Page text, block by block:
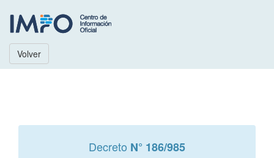
Volver
Decreto N° 186/985